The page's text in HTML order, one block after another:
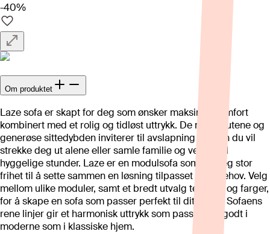
-40%
Om produktet
Laze sofa er skapt for deg som ønsker maksimal komfort
kombinert med et rolig og tidløst uttrykk. De myke putene og
generøse sittedybden inviterer til avslapning – enten du vil
strekke deg ut alene eller samle familie og venner til
hyggelige stunder. Laze er en modulsofa som gir deg stor
frihet til å sette sammen en løsning tilpasset dine behov. Velg
mellom ulike moduler, samt et bredt utvalg tekstiler og farger,
for å skape en sofa som passer perfekt til ditt hjem. Sofaens
rene linjer gir et harmonisk uttrykk som passer like godt i
moderne som i klassiske hjem.